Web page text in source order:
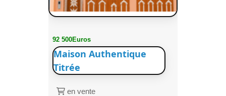
92 500Euros
Maison Authentique
Titrée
en vente